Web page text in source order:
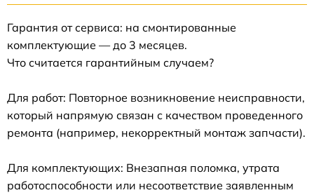
Гарантия от сервиса: на смонтированные
комплектующие — до 3 месяцев.
Что считается гарантийным случаем?
Для работ: Повторное возникновение неисправности,
который напрямую связан с качеством проведенного
ремонта (например, некорректный монтаж запчасти).
Для комплектующих: Внезапная поломка, утрата
работоспособности или несоответствие заявленным